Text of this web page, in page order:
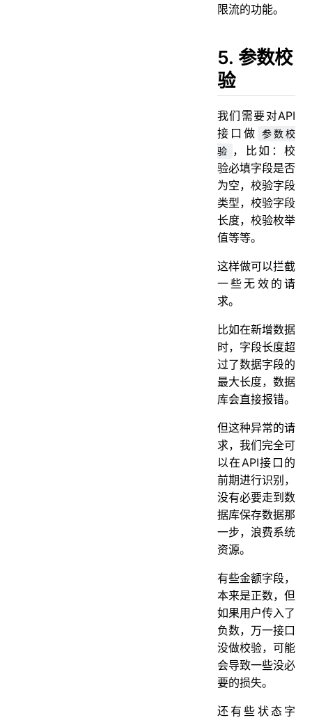
限流的功能。
5. 参数校
验
我们需要对API
接口做
参数校
验
，比如：校
验必填字段是否
为空，校验字段
类型，校验字段
长度，校验枚举
值等等。
这样做可以拦截
一些无效的请
求。
比如在新增数据
时，字段长度超
过了数据字段的
最大长度，数据
库会直接报错。
但这种异常的请
求，我们完全可
以在API接口的
前期进行识别，
没有必要走到数
据库保存数据那
一步，浪费系统
资源。
有些金额字段，
本来是正数，但
如果用户传入了
负数，万一接口
没做校验，可能
会导致一些没必
要的损失。
还有些状态字